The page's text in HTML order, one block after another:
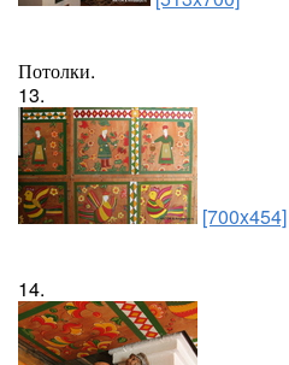
Потолки.
13.
[700x454]
14.